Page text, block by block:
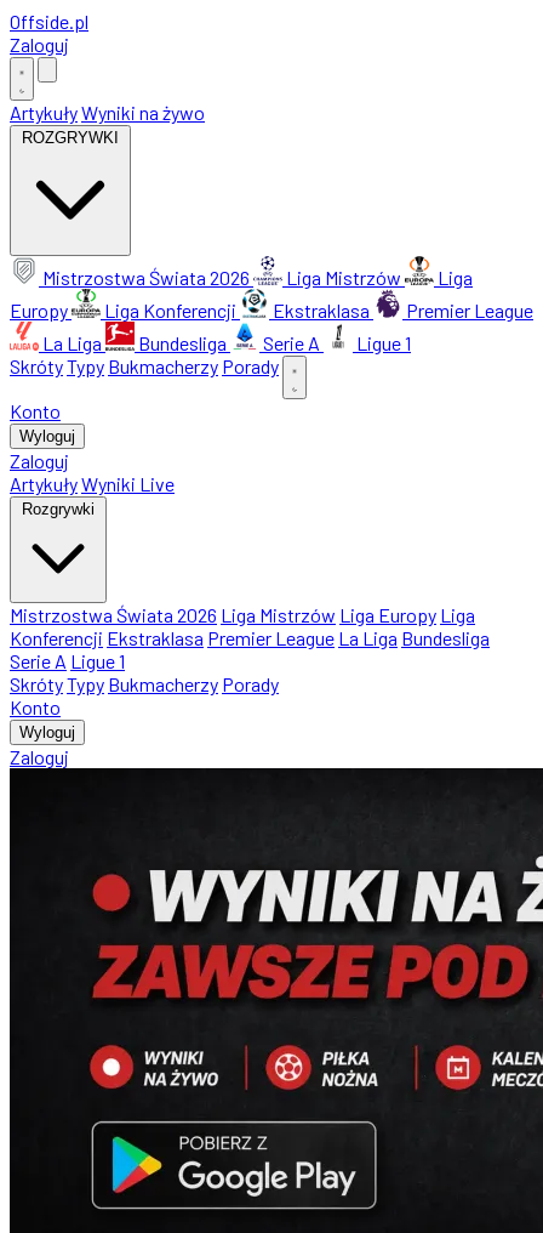
Offside.pl
Zaloguj
ArtykułyWyniki na żywo
ROZGRYWKI
Mistrzostwa Świata 2026 Liga Mistrzów
Liga
Europy
Liga Konferencji Ekstraklasa
Premier League
La Liga
Bundesliga Serie A
Ligue 1
SkrótyTypy Bukmacherzy Porady
Konto
Wyloguj
Zaloguj
ArtykułyWyniki Live
Rozgrywki
Mistrzostwa Świata 2026 Liga Mistrzów Liga Europy Liga
Konferencji Ekstraklasa Premier League La Liga Bundesliga
Serie A Ligue 1
SkrótyTypy Bukmacherzy Porady
Konto
Wyloguj
Zaloguj